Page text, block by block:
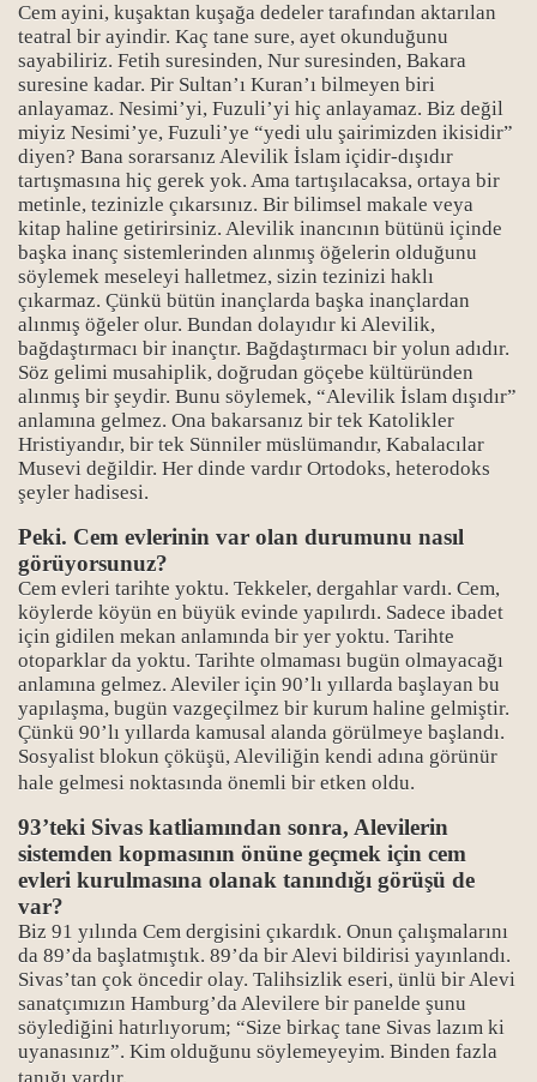
Cem ayini, kuşaktan kuşağa dedeler tarafından aktarılan
teatral bir ayindir. Kaç tane sure, ayet okunduğunu
sayabiliriz. Fetih suresinden, Nur suresinden, Bakara
suresine kadar. Pir Sultan’ı Kuran’ı bilmeyen biri
anlayamaz. Nesimi’yi, Fuzuli’yi hiç anlayamaz. Biz değil
miyiz Nesimi’ye, Fuzuli’ye “yedi ulu şairimizden ikisidir”
diyen? Bana sorarsanız Alevilik İslam içidir-dışıdır
tartışmasına hiç gerek yok. Ama tartışılacaksa, ortaya bir
metinle, tezinizle çıkarsınız. Bir bilimsel makale veya
kitap haline getirirsiniz. Alevilik inancının bütünü içinde
başka inanç sistemlerinden alınmış öğelerin olduğunu
söylemek meseleyi halletmez, sizin tezinizi haklı
çıkarmaz. Çünkü bütün inançlarda başka inançlardan
alınmış öğeler olur. Bundan dolayıdır ki Alevilik,
bağdaştırmacı bir inançtır. Bağdaştırmacı bir yolun adıdır.
Söz gelimi musahiplik, doğrudan göçebe kültüründen
alınmış bir şeydir. Bunu söylemek, “Alevilik İslam dışıdır”
anlamına gelmez. Ona bakarsanız bir tek Katolikler
Hristiyandır, bir tek Sünniler müslümandır, Kabalacılar
Musevi değildir. Her dinde vardır Ortodoks, heterodoks
şeyler hadisesi.
Peki. Cem evlerinin var olan durumunu nasıl
görüyorsunuz?
Cem evleri tarihte yoktu. Tekkeler, dergahlar vardı. Cem,
köylerde köyün en büyük evinde yapılırdı. Sadece ibadet
için gidilen mekan anlamında bir yer yoktu. Tarihte
otoparklar da yoktu. Tarihte olmaması bugün olmayacağı
anlamına gelmez. Aleviler için 90’lı yıllarda başlayan bu
yapılaşma, bugün vazgeçilmez bir kurum haline gelmiştir.
Çünkü 90’lı yıllarda kamusal alanda görülmeye başlandı.
Sosyalist blokun çöküşü, Aleviliğin kendi adına görünür
hale gelmesi noktasında önemli bir etken oldu.
93’teki Sivas katliamından sonra, Alevilerin
sistemden kopmasının önüne geçmek için cem
evleri kurulmasına olanak tanındığı görüşü de
var?
Biz 91 yılında Cem dergisini çıkardık. Onun çalışmalarını
da 89’da başlatmıştık. 89’da bir Alevi bildirisi yayınlandı.
Sivas’tan çok öncedir olay. Talihsizlik eseri, ünlü bir Alevi
sanatçımızın Hamburg’da Alevilere bir panelde şunu
söylediğini hatırlıyorum; “Size birkaç tane Sivas lazım ki
uyanasınız”. Kim olduğunu söylemeyeyim. Binden fazla
1
2
3
4
5
6
7